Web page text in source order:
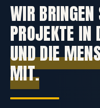
WIR
PROJEKTE IN
UND DIE
MIT.